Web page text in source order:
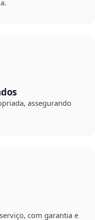
assegurando
com garantia e